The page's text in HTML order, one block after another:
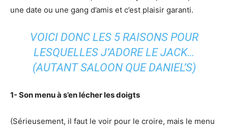
une date ou une gang d’amis et c’est plaisir garanti.
VOICI DONC LES 5 RAISONS POUR
LESQUELLES J’ADORE LE JACK…
(AUTANT SALOON QUE DANIEL’S)
1- Son menu à s’en lécher les doigts
(Sérieusement, il faut le voir pour le croire, mais le menu